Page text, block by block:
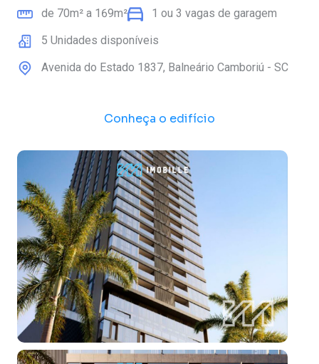
de 70m² a 169m² 1 ou 3 vagas de garagem
5 Unidades disponíveis
Avenida do Estado 1837, Balneário Camboriú - SC
Conheça o edifício